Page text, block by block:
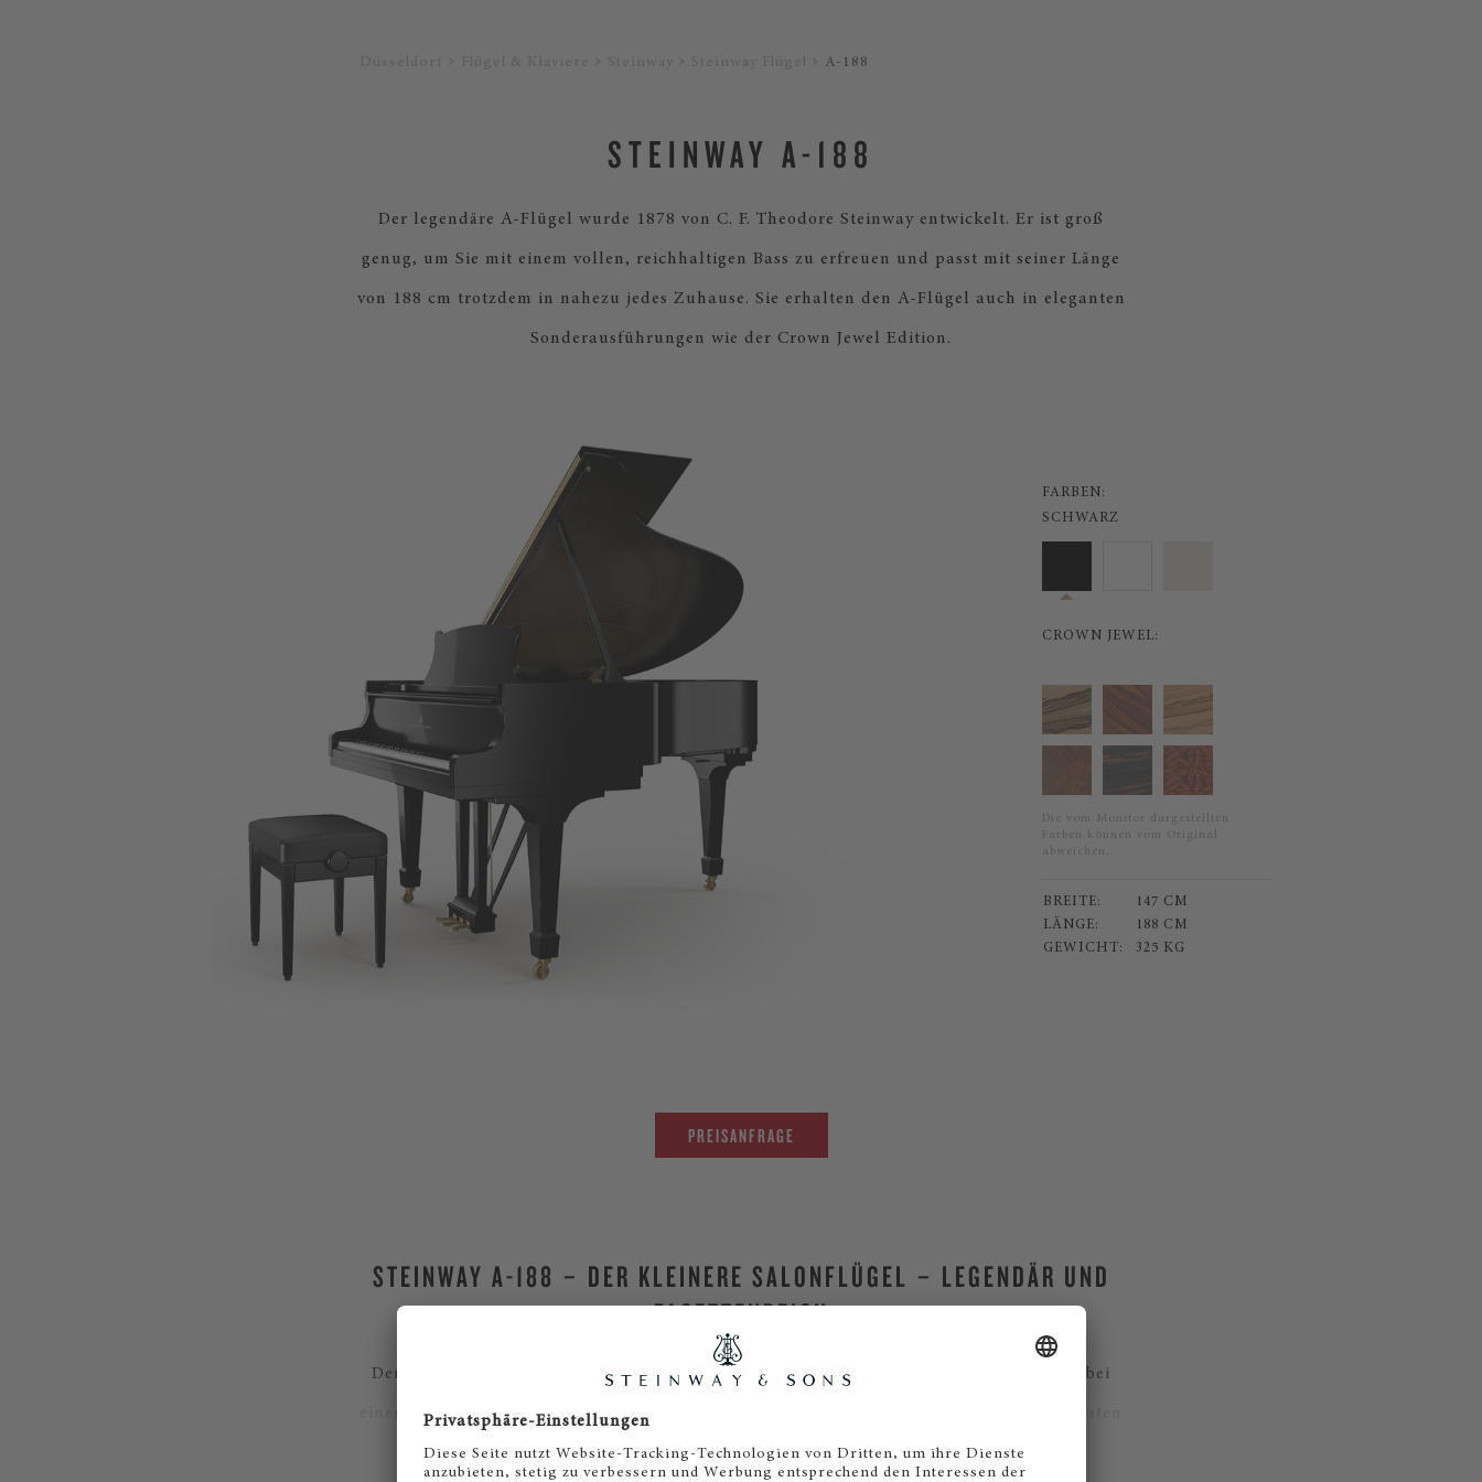
A-188
STEINWAY A-188
Der legendäre A-Flügel wurde 1878 von C. F. Theodore Steinway entwickelt. Er ist groß
genug, um Sie mit einem vollen, reichhaltigen Bass zu erfreuen und passt mit seiner Länge
von 188 cm trotzdem in nahezu jedes Zuhause. Sie erhalten den A-Flügel auch in eleganten
Sonderausführungen wie der Crown Jewel Edition.
FARBEN:
SCHWARZ
CROWN JEWEL:
Die vom Monitor dargestellten
Farben können vom Original
abweichen.
BREITE:
147 CM
LÄNGE:
188 CM
GEWICHT:
325 KG
PREISANFRAGE
STEINWAY A-188 – DER KLEINERE SALONFLÜGEL – LEGENDÄR UND
FACETTENREICH
Der legendäre Steinway A-188 ist für seinen reichen, vollen Klang bekannt, den man bei
einem Flügel seiner Größe nicht erwartet (23 cm kürzer als der B-211). Sowohl im privaten
als auch professionellen Bereich wird der Flügel höchsten pianistischen Ansprüchen